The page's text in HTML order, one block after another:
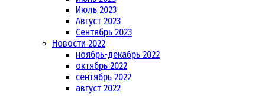
Июль 2023
Август 2023
Сентябрь 2023
Новости 2022
ноябрь-декабрь 2022
октябрь 2022
сентябрь 2022
август 2022